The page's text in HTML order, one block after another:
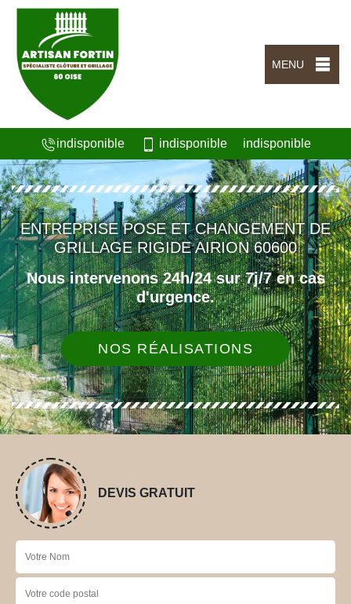
MENU
indisponible indisponible indisponible
ENTREPRISE POSE ET CHANGEMENT DE
GRILLAGE RIGIDE AIRION 60600
Nous intervenons 24h/24 sur 7j/7 en cas
d'urgence.
NOS RÉALISATIONS
DEVIS GRATUIT